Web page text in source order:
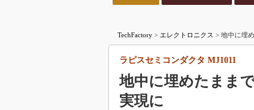
TechFactory > エレクトロニクス > 地中に埋
地中に埋めたまま
実現に
ラピスセミコンダクタ MJ1011